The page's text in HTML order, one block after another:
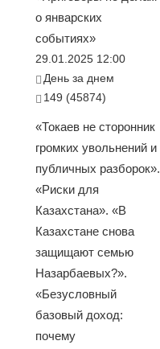
о январских
событиях»
29.01.2025 12:00
День за днем
149 (45874)
«Токаев не сторонник
громких увольнений и
публичных разборок».
«Риски для
Казахстана». «В
Казахстане снова
защищают семью
Назарбаевых?».
«Безусловный
базовый доход:
почему